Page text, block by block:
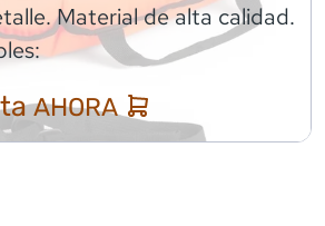
Material de alta calidad.
AHORA